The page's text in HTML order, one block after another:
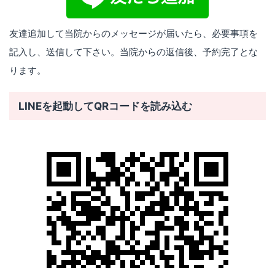
友達追加して当院からのメッセージが届いたら、必要事項を
記入し、送信して下さい。当院からの返信後、予約完了とな
ります。
LINEを起動してQRコードを読み込む